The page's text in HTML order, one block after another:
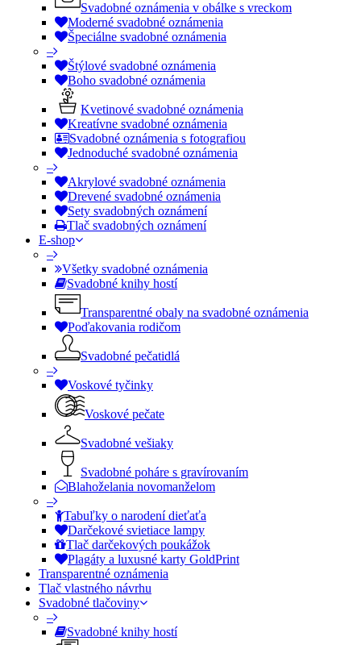
Svadobné oznámenia v obálke s vreckom
Moderné svadobné oznámenia
Špeciálne svadobné oznámenia
–
Štýlové svadobné oznámenia
Boho svadobné oznámenia
Kvetinové svadobné oznámenia
Kreatívne svadobné oznámenia
Svadobné oznámenia s fotografiou
Jednoduché svadobné oznámenia
–
Akrylové svadobné oznámenia
Drevené svadobné oznámenia
Sety svadobných oznámení
Tlač svadobných oznámení
E-shop
–
Všetky svadobné oznámenia
Svadobné knihy hostí
Transparentné obaly na svadobné oznámenia
Poďakovania rodičom
Svadobné pečatidlá
–
Voskové tyčinky
Voskové pečate
Svadobné vešiaky
Svadobné poháre s gravírovaním
Blahoželania novomanželom
–
Tabuľky o narodení dieťaťa
Darčekové svietiace lampy
Tlač darčekových poukážok
Plagáty a luxusné karty GoldPrint
Transparentné oznámenia
Tlač vlastného návrhu
Svadobné tlačoviny
–
Svadobné knihy hostí